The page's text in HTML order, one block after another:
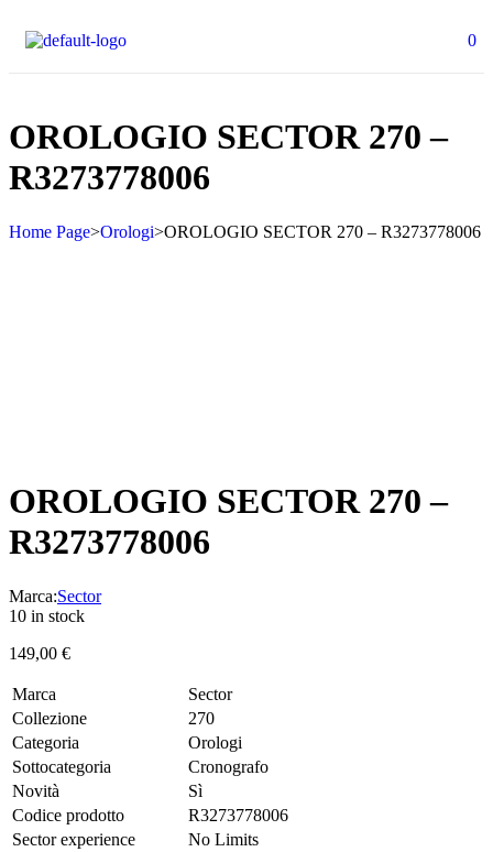
0
OROLOGIO SECTOR 270 –
R3273778006
Home Page>Orologi>OROLOGIO SECTOR 270 – R3273778006
OROLOGIO SECTOR 270 –
R3273778006
Marca:Sector
10 in stock
149,00 €
Marca
Sector
Collezione
270
Categoria
Orologi
Sottocategoria
Cronografo
Novità
Sì
Codice prodotto
R3273778006
Sector experience
No Limits